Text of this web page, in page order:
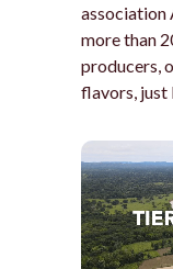
association
more than
producers,
flavors, just